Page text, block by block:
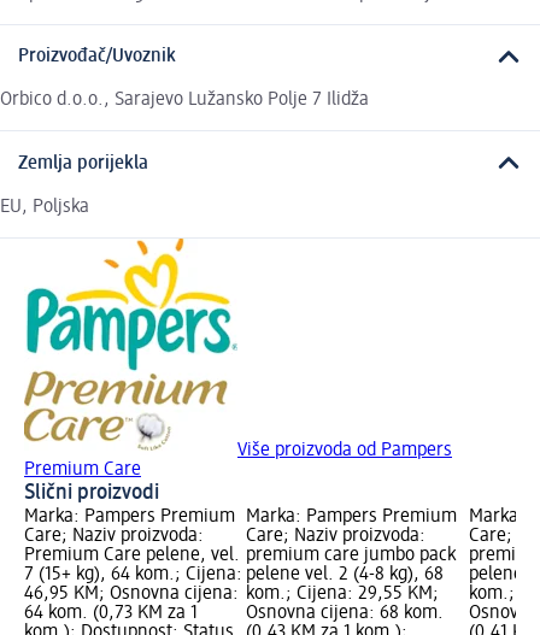
Proizvođač/Uvoznik
Orbico d.o.o., Sarajevo Lužansko Polje 7 Ilidža
Zemlja porijekla
EU, Poljska
Više proizvoda od Pampers
Premium Care
Slični proizvodi
Marka: Pampers Premium
Care; Naziv proizvoda:
Premium Care pelene, vel.
7 (15+ kg), 64 kom.; Cijena:
46,95 KM; Osnovna cijena:
64 kom. (0,73 KM za 1
Marka: Pampers Premium
Care; Naziv proizvoda:
premium care jumbo pack
pelene vel. 2 (4-8 kg), 68
kom.; Cijena: 29,55 KM;
Osnovna cijena: 68 kom.
Marka:
Care;
pelene
kom.;